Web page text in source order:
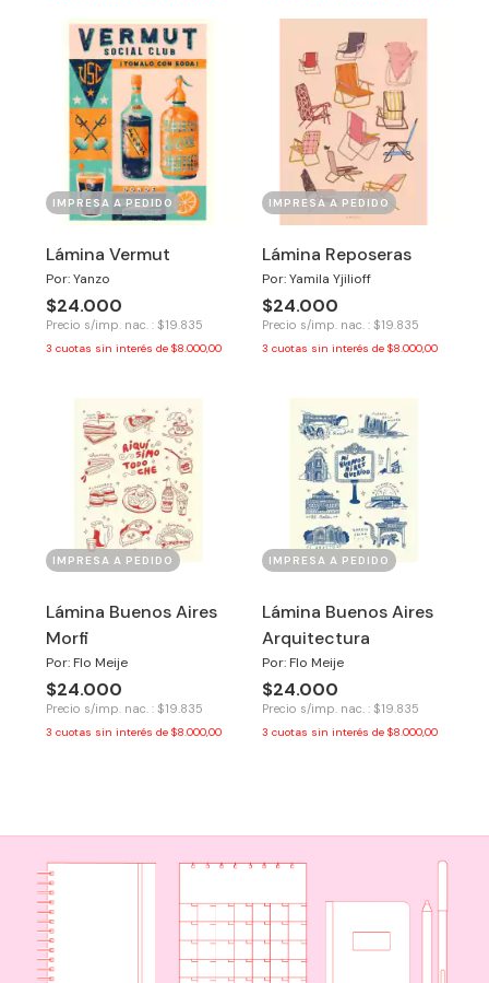
IMPRESA A PEDIDO
Lámina Vermut
Por: Yanzo
$24.000
Precio s/imp. nac. : $19.835
3 cuotas sin interés de $8.000,00
IMPRESA A PEDIDO
Lámina Reposeras
Por: Yamila Yjilioff
$24.000
Precio s/imp. nac. : $19.835
3 cuotas sin interés de $8.000,00
IMPRESA A PEDIDO
Lámina Buenos Aires
Morfi
Por: Flo Meije
$24.000
Precio s/imp. nac. : $19.835
3 cuotas sin interés de $8.000,00
IMPRESA A PEDIDO
Lámina Buenos Aires
Arquitectura
Por: Flo Meije
$24.000
Precio s/imp. nac. : $19.835
3 cuotas sin interés de $8.000,00